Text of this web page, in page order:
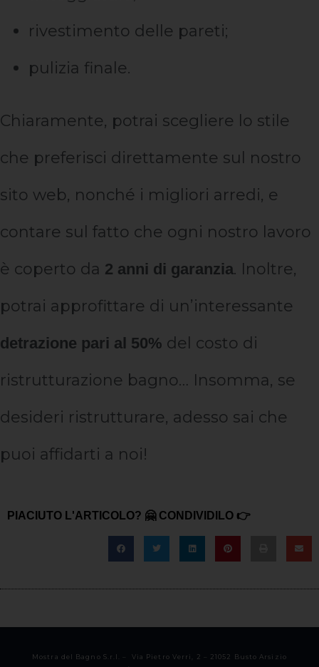
rivestimento delle pareti;
pulizia finale.
Chiaramente, potrai scegliere lo stile
che preferisci direttamente sul nostro
sito web, nonché i migliori arredi, e
contare sul fatto che ogni nostro lavoro
è coperto da 2 anni di garanzia. Inoltre,
potrai approfittare di un’interessante
detrazione pari al 50% del costo di
ristrutturazione bagno… Insomma, se
desideri ristrutturare, adesso sai che
puoi affidarti a noi!
PIACIUTO L'ARTICOLO? 🤗 CONDIVIDILO 👉
Mostra del Bagno S.r.l. – Via Pietro Verri, 2 – 21052 Busto Arsizio